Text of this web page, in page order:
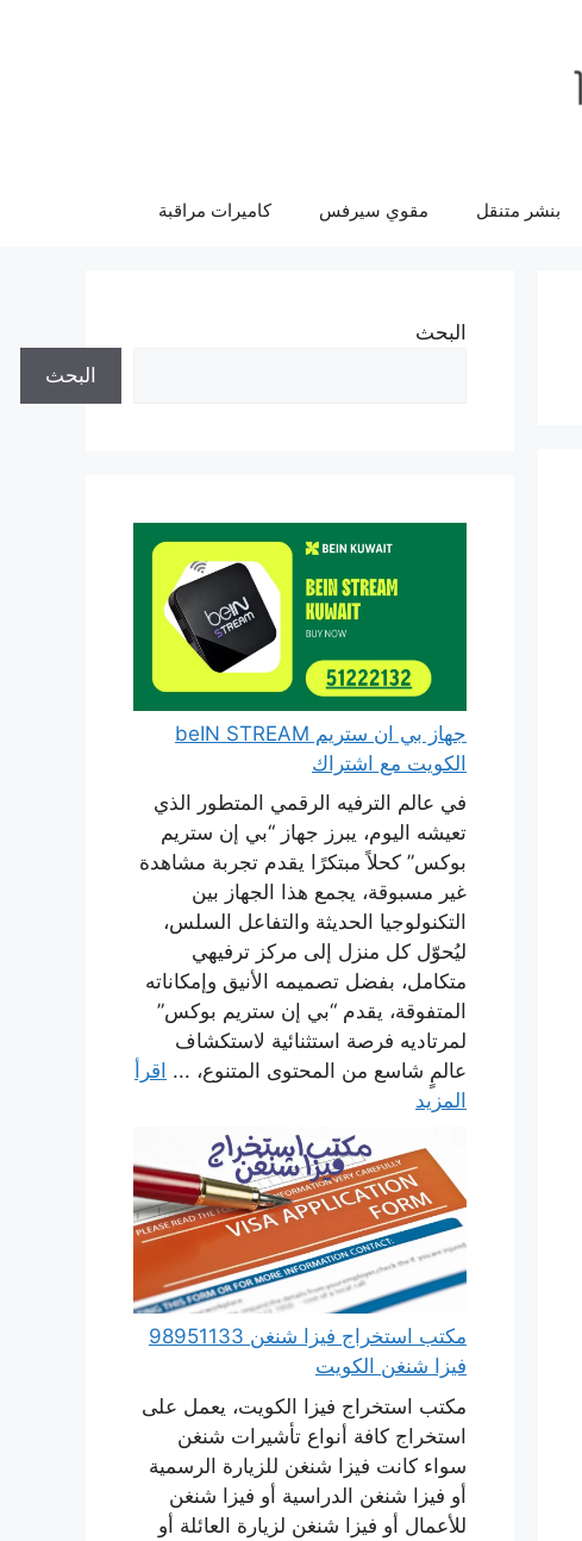
بنشر متنقل مقوي سيرفس كاميرات مراقبة
البحث
البحث
جهاز بي ان ستريم beIN STREAM
الكويت مع اشتراك
في عالم الترفيه الرقمي المتطور الذي
تعيشه اليوم، يبرز جهاز “بي إن ستريم
بوكس” كحلاً مبتكرًا يقدم تجربة مشاهدة
غير مسبوقة، يجمع هذا الجهاز بين
التكنولوجيا الحديثة والتفاعل السلس،
ليُحوّل كل منزل إلى مركز ترفيهي
متكامل، بفضل تصميمه الأنيق وإمكاناته
المتفوقة، يقدم “بي إن ستريم بوكس”
لمرتاديه فرصة استثنائية لاستكشاف
عالمٍ شاسع من المحتوى المتنوع، ... اقرأ
المزيد
مكتب استخراج فيزا شنغن 98951133
فيزا شنغن الكويت
مكتب استخراج فيزا الكويت، يعمل على
استخراج كافة أنواع تأشيرات شنغن
سواء كانت فيزا شنغن للزيارة الرسمية
أو فيزا شنغن الدراسية أو فيزا شنغن
للأعمال أو فيزا شنغن لزيارة العائلة أو